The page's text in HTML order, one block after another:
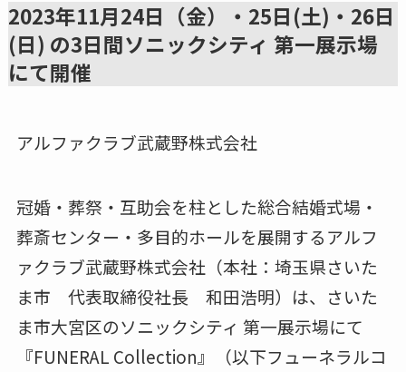
2023年11月24日（金）・25日(土)・26日
(日) の3日間ソニックシティ 第一展示場
にて開催
アルファクラブ武蔵野株式会社
冠婚・葬祭・互助会を柱とした総合結婚式場・
葬斎センター・多目的ホールを展開するアルフ
ァクラブ武蔵野株式会社（本社：埼玉県さいた
ま市 代表取締役社長 和田浩明）は、さいた
ま市大宮区のソニックシティ 第一展示場にて
『FUNERAL Collection』（以下フューネラルコ